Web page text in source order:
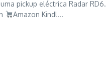
pickup eléctrica Radar RD6.
Amazon Kindl...